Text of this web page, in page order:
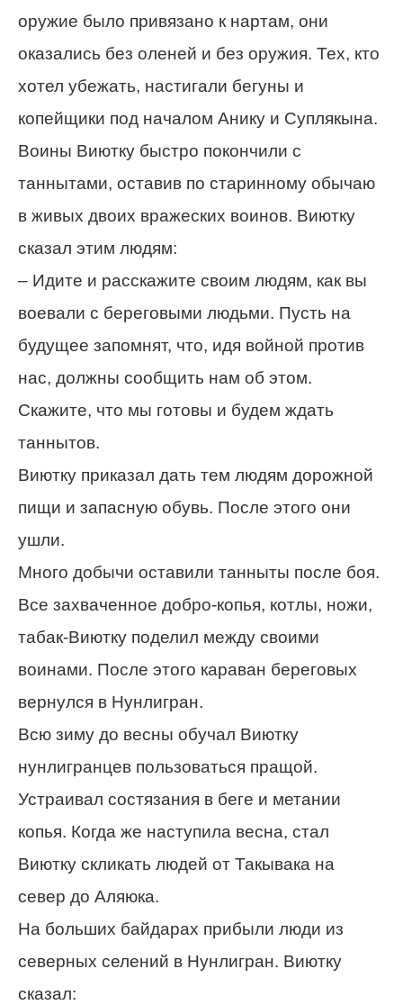
оружие было привязано к нартам, они
оказались без оленей и без оружия. Тех, кто
хотел убежать, настигали бегуны и
копейщики под началом Анику и Суплякына.
Воины Виютку быстро покончили с
таннытами, оставив по старинному обычаю
в живых двоих вражеских воинов. Виютку
сказал этим людям:
– Идите и расскажите своим людям, как вы
воевали с береговыми людьми. Пусть на
будущее запомнят, что, идя войной против
нас, должны сообщить нам об этом.
Скажите, что мы готовы и будем ждать
таннытов.
Виютку приказал дать тем людям дорожной
пищи и запасную обувь. После этого они
ушли.
Много добычи оставили танныты после боя.
Все захваченное добро-копья, котлы, ножи,
табак-Виютку поделил между своими
воинами. После этого караван береговых
вернулся в Нунлигран.
Всю зиму до весны обучал Виютку
нунлигранцев пользоваться пращой.
Устраивал состязания в беге и метании
копья. Когда же наступила весна, стал
Виютку скликать людей от Такывака на
север до Аляюка.
На больших байдарах прибыли люди из
северных селений в Нунлигран. Виютку
сказал: